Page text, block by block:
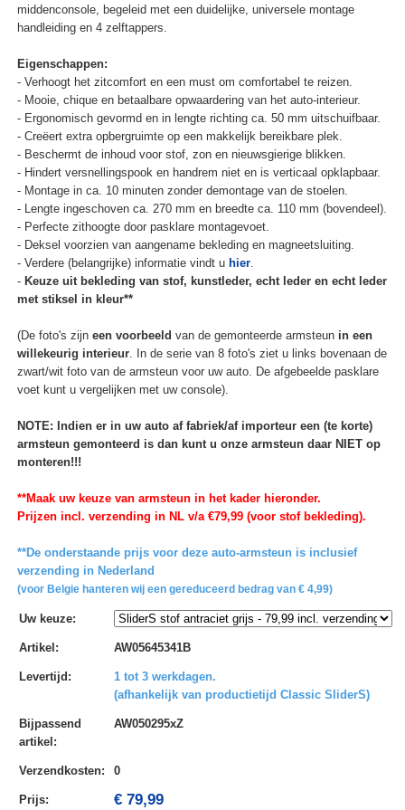
middenconsole, begeleid met een duidelijke, universele montage
handleiding en 4 zelftappers.
Eigenschappen:
- Verhoogt het zitcomfort en een must om comfortabel te reizen.
- Mooie, chique en betaalbare opwaardering van het auto-interieur.
- Ergonomisch gevormd en in lengte richting ca. 50 mm uitschuifbaar.
- Creëert extra opbergruimte op een makkelijk bereikbare plek.
- Beschermt de inhoud voor stof, zon en nieuwsgierige blikken.
- Hindert versnellingspook en handrem niet en is verticaal opklapbaar.
- Montage in ca. 10 minuten zonder demontage van de stoelen.
- Lengte ingeschoven ca. 270 mm en breedte ca. 110 mm (bovendeel).
- Perfecte zithoogte door pasklare montagevoet.
- Deksel voorzien van aangename bekleding en magneetsluiting.
- Verdere (belangrijke) informatie vindt u hier.
- Keuze uit bekleding van stof, kunstleder, echt leder en echt leder
met stiksel in kleur**
(De foto's zijn een voorbeeld van de gemonteerde armsteun in een
willekeurig interieur. In de serie van 8 foto's ziet u links bovenaan de
zwart/wit foto van de armsteun voor uw auto. De afgebeelde pasklare
voet kunt u vergelijken met uw console).
NOTE: Indien er in uw auto af fabriek/af importeur een (te korte)
armsteun gemonteerd is dan kunt u onze armsteun daar NIET op
monteren!!!
**Maak uw keuze van armsteun in het kader hieronder.
Prijzen incl. verzending in NL v/a €79,99 (voor stof bekleding).
**De onderstaande prijs voor deze auto-armsteun is inclusief
verzending in Nederland
(voor Belgie hanteren wij een gereduceerd bedrag van € 4,99)
Uw keuze:
Artikel : AW05645341B
Levertijd :
1 tot 3 werkdagen.
(afhankelijk van productietijd Classic SliderS)
Bijpassend
artikel :
AW050295xZ
Verzendkosten: 0
Prijs: € 79,99